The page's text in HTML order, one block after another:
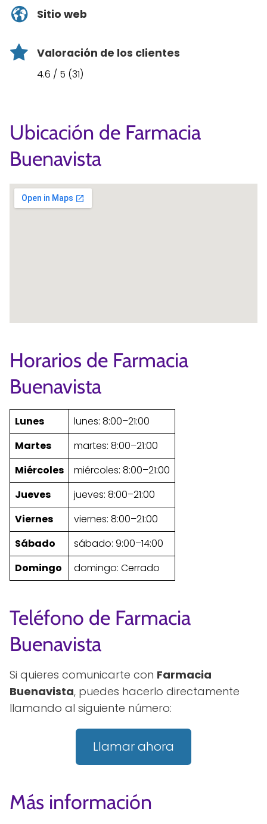
Sitio web
Valoración de los clientes
4.6 / 5 (31)
Ubicación de Farmacia
Buenavista
Horarios de Farmacia
Buenavista
Lunes
lunes: 8:00–21:00
Martes
martes: 8:00–21:00
Miércoles
miércoles: 8:00–21:00
Jueves
jueves: 8:00–21:00
Viernes
viernes: 8:00–21:00
Sábado
sábado: 9:00–14:00
Domingo
domingo: Cerrado
Teléfono de Farmacia
Buenavista
Si quieres comunicarte con Farmacia
Buenavista, puedes hacerlo directamente
llamando al siguiente número:
Llamar ahora
Más información